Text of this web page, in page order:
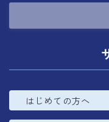
プロフィール
はじめての方へ